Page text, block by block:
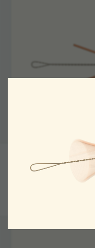
Ока­зы­ва­ется, идея
на верё­вочке
игру­шек — whirligig)
времён — ещё до